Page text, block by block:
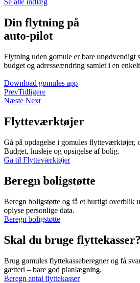
Se alle indlæg
Din flytning på
auto-pilot
Flytning uden gomule er bare unødvendigt
budget og adresseændring samlet i en
Download gomules app
PrevTidligere
Næste Next
Flytteværktøjer
Gå på opdagelse i gomules flytteværktøjer,
Budget, husleje og opsigelse af bolig.
Gå til Flytteværktøjer
Beregn boligstøtte
Beregn boligstøtte og få et hurtigt overblik
oplyse personlige data.
Beregn boligstøtte
Skal du bruge flyttekasser?
Brug gomules flyttekasseberegner og få
gætteri – bare god planlægning.
Beregn antal flyttekasser